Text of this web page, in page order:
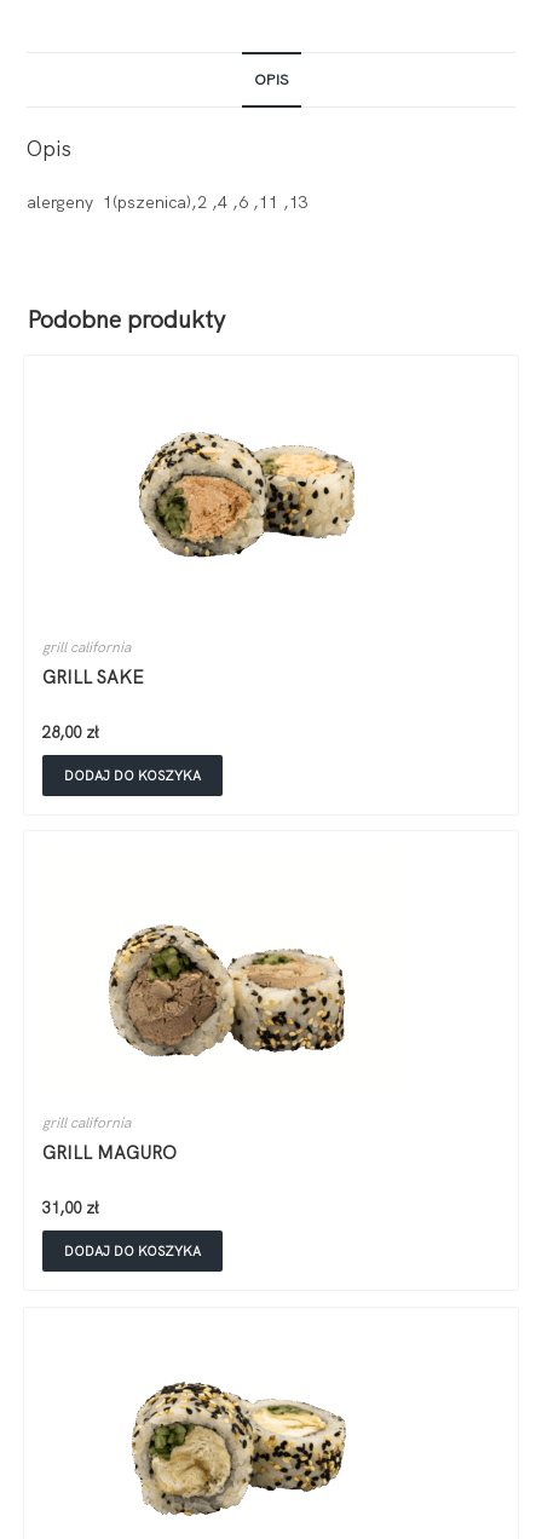
OPIS
Opis
alergeny 1(pszenica),2 ,4 ,6 ,11 ,13
Podobne produkty
grill california
GRILL SAKE
28,00 zł
DODAJ DO KOSZYKA
grill california
GRILL MAGURO
31,00 zł
DODAJ DO KOSZYKA